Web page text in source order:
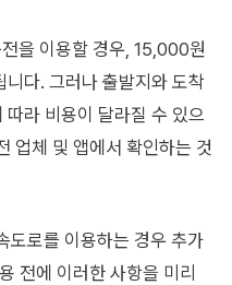
을 이용할 경우, 15,000원
다. 그러나 출발지와 도착
라 비용이 달라질 수 있으
업체 및 앱에서 확인하는 것
도로를 이용하는 경우 추가
전에 이러한 사항을 미리